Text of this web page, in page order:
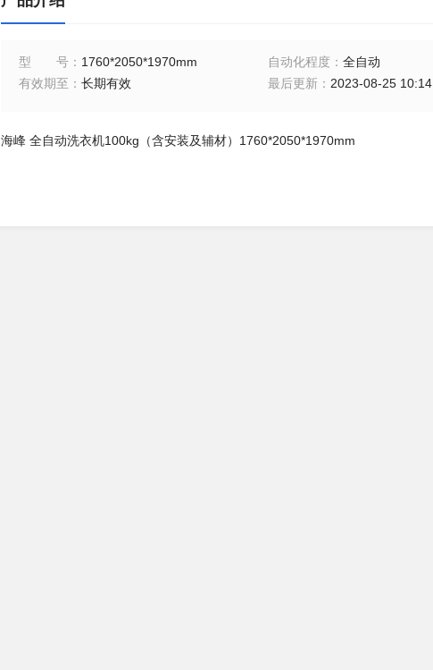
型号 ： 1760*2050*1970mm 自动化程度 ： 全自动
有效期至 ： 长期有效 最后更新： 2023-08-25 10:14
海峰 全自动洗衣机100kg（含安装及辅材）1760*2050*1970mm